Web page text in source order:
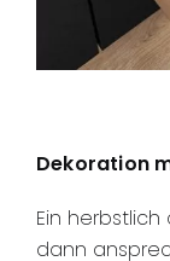
Dekoration
Ein
dann